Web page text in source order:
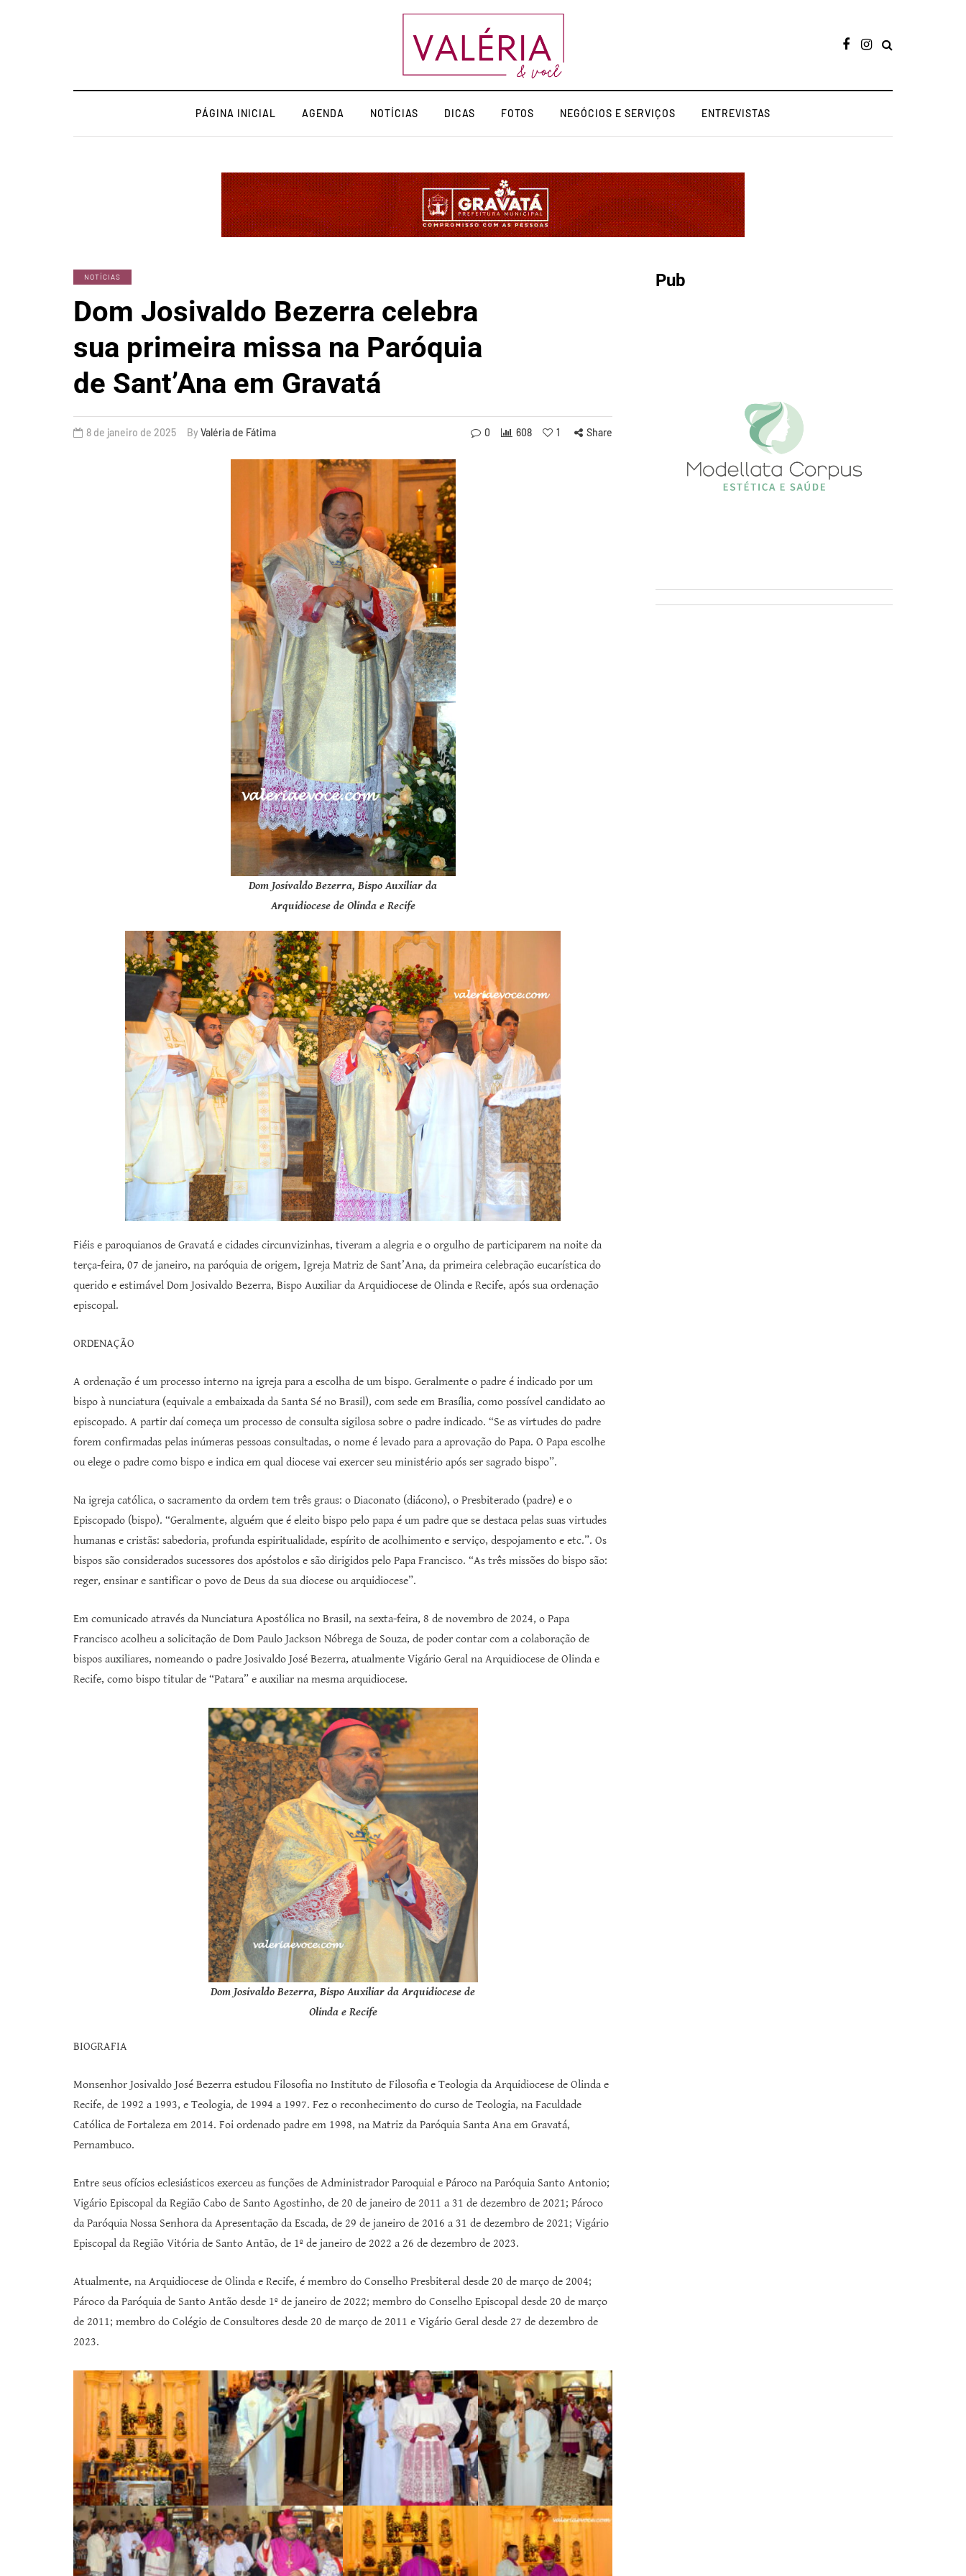
PÁGINA INICIAL AGENDA NOTÍCIAS DICAS FOTOS NEGÓCIOS E SERVIÇOS ENTREVISTAS
NOTÍCIAS
Dom Josivaldo Bezerra celebra
sua primeira missa na Paróquia
de Sant’Ana em Gravatá
8 de janeiro de 2025 By Valéria de Fátima 0 608 1 Share
Dom Josivaldo Bezerra, Bispo Auxiliar da
Arquidiocese de Olinda e Recife
Fiéis e paroquianos de Gravatá e cidades circunvizinhas, tiveram a alegria e o orgulho de participarem na noite da
terça-feira, 07 de janeiro, na paróquia de origem, Igreja Matriz de Sant’Ana, da primeira celebração eucarística do
querido e estimável Dom Josivaldo Bezerra, Bispo Auxiliar da Arquidiocese de Olinda e Recife, após sua ordenação
episcopal.
ORDENAÇÃO
A ordenação é um processo interno na igreja para a escolha de um bispo. Geralmente o padre é indicado por um
bispo à nunciatura (equivale a embaixada da Santa Sé no Brasil), com sede em Brasília, como possível candidato ao
episcopado. A partir daí começa um processo de consulta sigilosa sobre o padre indicado. “Se as virtudes do padre
forem confirmadas pelas inúmeras pessoas consultadas, o nome é levado para a aprovação do Papa. O Papa escolhe
ou elege o padre como bispo e indica em qual diocese vai exercer seu ministério após ser sagrado bispo”.
Na igreja católica, o sacramento da ordem tem três graus: o Diaconato (diácono), o Presbiterado (padre) e o
Episcopado (bispo). “Geralmente, alguém que é eleito bispo pelo papa é um padre que se destaca pelas suas virtudes
humanas e cristãs: sabedoria, profunda espiritualidade, espírito de acolhimento e serviço, despojamento e etc.”. Os
bispos são considerados sucessores dos apóstolos e são dirigidos pelo Papa Francisco. “As três missões do bispo são:
reger, ensinar e santificar o povo de Deus da sua diocese ou arquidiocese”.
Em comunicado através da Nunciatura Apostólica no Brasil, na sexta-feira, 8 de novembro de 2024, o Papa
Francisco acolheu a solicitação de Dom Paulo Jackson Nóbrega de Souza, de poder contar com a colaboração de
bispos auxiliares, nomeando o padre Josivaldo José Bezerra, atualmente Vigário Geral na Arquidiocese de Olinda e
Recife, como bispo titular de “Patara” e auxiliar na mesma arquidiocese.
Dom Josivaldo Bezerra, Bispo Auxiliar da Arquidiocese de
Olinda e Recife
BIOGRAFIA
Monsenhor Josivaldo José Bezerra estudou Filosofia no Instituto de Filosofia e Teologia da Arquidiocese de Olinda e
Recife, de 1992 a 1993, e Teologia, de 1994 a 1997. Fez o reconhecimento do curso de Teologia, na Faculdade
Católica de Fortaleza em 2014. Foi ordenado padre em 1998, na Matriz da Paróquia Santa Ana em Gravatá,
Pernambuco.
Entre seus ofícios eclesiásticos exerceu as funções de Administrador Paroquial e Pároco na Paróquia Santo Antonio;
Vigário Episcopal da Região Cabo de Santo Agostinho, de 20 de janeiro de 2011 a 31 de dezembro de 2021; Pároco
da Paróquia Nossa Senhora da Apresentação da Escada, de 29 de janeiro de 2016 a 31 de dezembro de 2021; Vigário
Episcopal da Região Vitória de Santo Antão, de 1º de janeiro de 2022 a 26 de dezembro de 2023.
Atualmente, na Arquidiocese de Olinda e Recife, é membro do Conselho Presbiteral desde 20 de março de 2004;
Pároco da Paróquia de Santo Antão desde 1º de janeiro de 2022; membro do Conselho Episcopal desde 20 de março
de 2011; membro do Colégio de Consultores desde 20 de março de 2011 e Vigário Geral desde 27 de dezembro de
2023.
Pub